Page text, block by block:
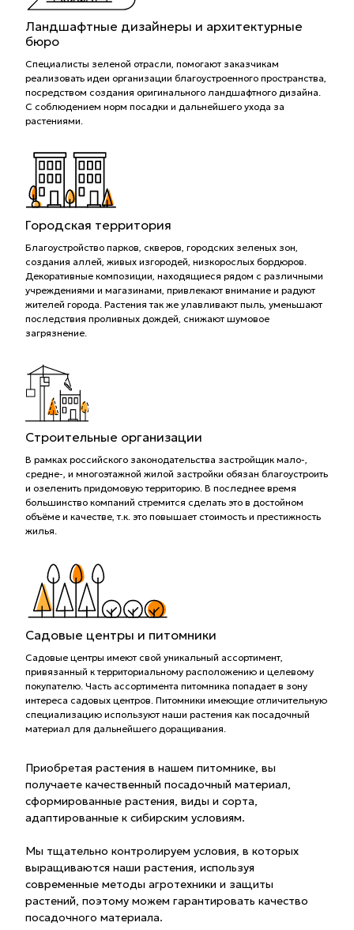
Ландшафтные дизайнеры и архитектурные
бюро
Специалисты зеленой отрасли, помогают заказчикам
реализовать идеи организации благоустроенного пространства,
посредством создания оригинального ландшафтного дизайна.
С соблюдением норм посадки и дальнейшего ухода за
растениями.
Городская территория
Благоустройство парков, скверов, городских зеленых зон,
создания аллей, живых изгородей, низкорослых бордюров.
Декоративные композиции, находящиеся рядом с различными
учреждениями и магазинами, привлекают внимание и радуют
жителей города. Растения так же улавливают пыль, уменьшают
последствия проливных дождей, снижают шумовое
загрязнение.
Строительные организации
В рамках российского законодательства застройщик мало-,
средне-, и многоэтажной жилой застройки обязан благоустроить
и озеленить придомовую территорию. В последнее время
большинство компаний стремится сделать это в достойном
объёме и качестве, т.к. это повышает стоимость и престижность
жилья.
Садовые центры и питомники
Садовые центры имеют свой уникальный ассортимент,
привязанный к территориальному расположению и целевому
покупателю. Часть ассортимента питомника попадает в зону
интереса садовых центров. Питомники имеющие отличительную
специализацию используют наши растения как посадочный
материал для дальнейшего доращивания.
Приобретая растения в нашем питомнике, вы
получаете качественный посадочный материал,
сформированные растения, виды и сорта,
адаптированные к сибирским условиям.
Мы тщательно контролируем условия, в которых
выращиваются наши растения, используя
современные методы агротехники и защиты
растений, поэтому можем гарантировать качество
посадочного материала.